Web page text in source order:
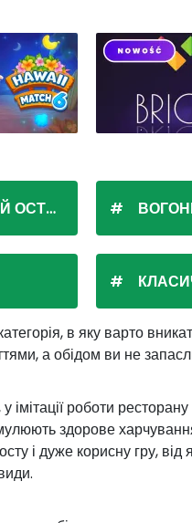
в яку варто
а обідом ви не
імітації роботи
здорове
і дуже корисну гру,